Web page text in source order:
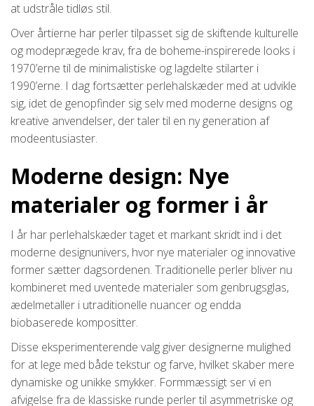
at udstråle tidløs stil.
Over årtierne har perler tilpasset sig de skiftende kulturelle
og modeprægede krav, fra de boheme-inspirerede looks i
1970’erne til de minimalistiske og lagdelte stilarter i
1990’erne. I dag fortsætter perlehalskæder med at udvikle
sig, idet de genopfinder sig selv med moderne designs og
kreative anvendelser, der taler til en ny generation af
modeentusiaster.
Moderne design: Nye
materialer og former i år
I år har perlehalskæder taget et markant skridt ind i det
moderne designunivers, hvor nye materialer og innovative
former sætter dagsordenen. Traditionelle perler bliver nu
kombineret med uventede materialer som genbrugsglas,
ædelmetaller i utraditionelle nuancer og endda
biobaserede kompositter.
Disse eksperimenterende valg giver designerne mulighed
for at lege med både tekstur og farve, hvilket skaber mere
dynamiske og unikke smykker. Formmæssigt ser vi en
afvigelse fra de klassiske runde perler til asymmetriske og